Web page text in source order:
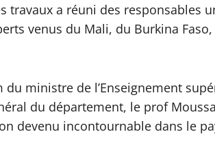
travaux a réuni des responsables
venus du Mali, du Burkina
du ministre de l’Enseignement
du département, le prof Moussa
devenu incontournable dans le